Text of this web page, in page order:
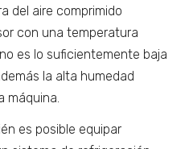
del aire comprimido
con una temperatura
es lo suficientemente baja
la alta humedad
máquina.
es posible equipar